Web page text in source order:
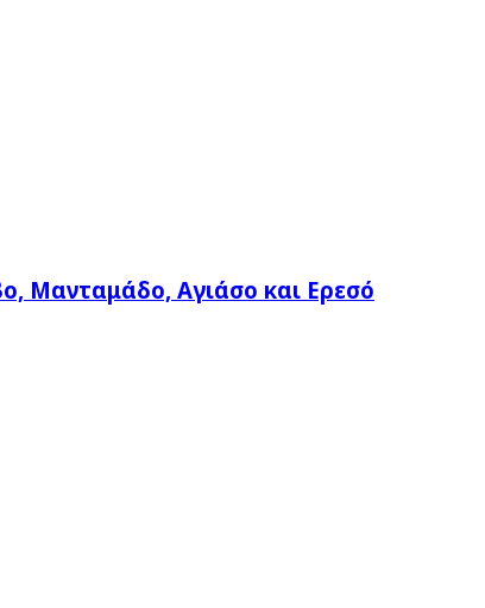
Μανταμάδο, Αγιάσο και Ερεσό